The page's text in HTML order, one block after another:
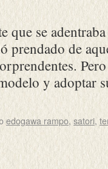
que se
prendado de
y
edogawa rampo, satori,